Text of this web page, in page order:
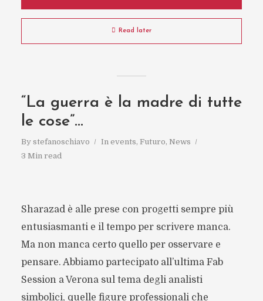
Read later
“La guerra è la madre di tutte
le cose”…
By stefanoschiavo In events, Futuro, News
3 Min read
Sharazad è alle prese con progetti sempre più
entusiasmanti e il tempo per scrivere manca.
Ma non manca certo quello per osservare e
pensare. Abbiamo partecipato all’ultima Fab
Session a Verona sul tema degli analisti
simbolici, quelle figure professionali che